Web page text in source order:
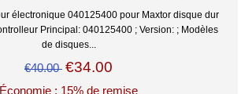
électronique 040125400 pour Maxtor disque dur
Principal: 040125400 ; Version: ; Modèles
de disques...
€40.00 €34.00
Économie : 15% de remise